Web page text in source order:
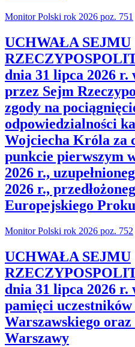
Monitor Polski rok 2026 poz. 751
UCHWAŁA SEJMU
dnia 31 lipca 2026
przez Sejm
zgody na
odpowiedzialności
Wojciecha Króla za
punkcie pierwszym
2026 r.,
2026 r.,
Europejskiego
Monitor Polski rok 2026 poz. 752
UCHWAŁA SEJMU
dnia 31 lipca 2026 r.
pamięci uczestników
Warszawskiego
Warszawy